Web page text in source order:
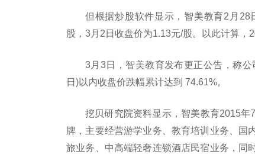
但根据炒股软件显示，智美教育2月
股，3月2日收盘价为1.13元/股。以此计算，
3月3日，智美教育发布更正公告，称
日)以内收盘价跌幅累计达到 74.61%。
挖贝研究院资料显示，智美教育2015
牌，主要经营游学业务、教育培训业务、国
旅业务、中高端轻奢连锁酒店民宿业务，同